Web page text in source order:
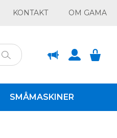
KONTAKT OM GAMA
SMÅMASKINER